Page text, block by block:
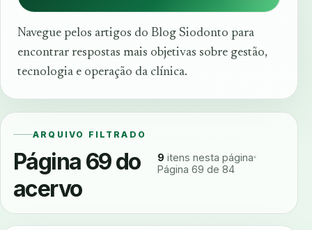
Navegue pelos artigos do Blog Siodonto para
encontrar respostas mais objetivas sobre gestão,
tecnologia e operação da clínica.
ARQUIVO FILTRADO
Página 69 do
acervo
9 itens nesta página
Página 69 de 84